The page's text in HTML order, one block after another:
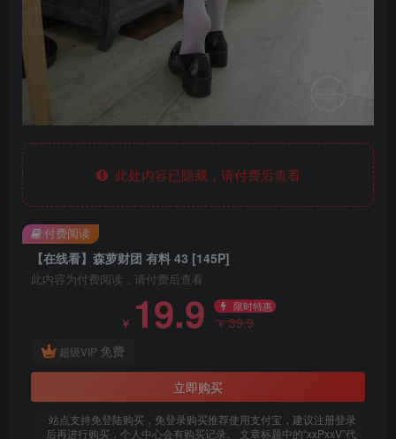
此处内容已隐藏，请付费后查看
【在线看】森萝财团 有料 43 [145P]
此内容为付费阅读，请付费后查看
￥ 19.9 限时特惠
￥39.9
超级VIP 免费
立即购买
站点支持免登陆购买，免登录购买推荐使用支付宝，建议注册登录
后再进行购买，个人中心会有购买记录。 文章标题中的“xxPxxV”代
付费阅读